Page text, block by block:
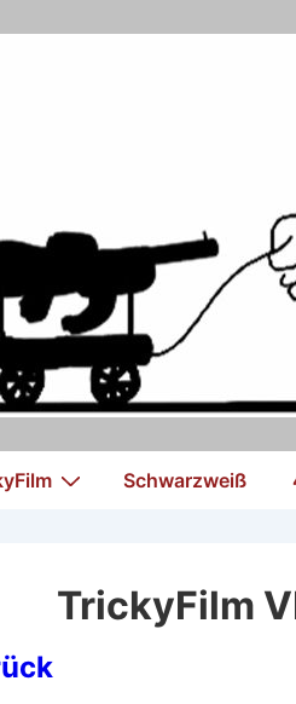
Schwarzweiß
TrickyFilm